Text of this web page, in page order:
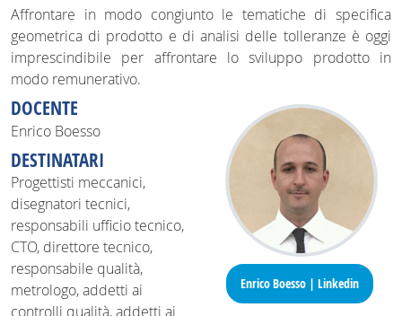
Affrontare in modo congiunto le tematiche di specifica
geometrica di prodotto e di analisi delle tolleranze è oggi
imprescindibile per affrontare lo sviluppo prodotto in
modo remunerativo.
DOCENTE
Enrico Boesso
DESTINATARI
Progettisti meccanici,
disegnatori tecnici,
responsabili ufficio tecnico,
CTO, direttore tecnico,
responsabile qualità,
metrologo, addetti ai
controlli qualità, addetti ai
Enrico Boesso | Linkedin